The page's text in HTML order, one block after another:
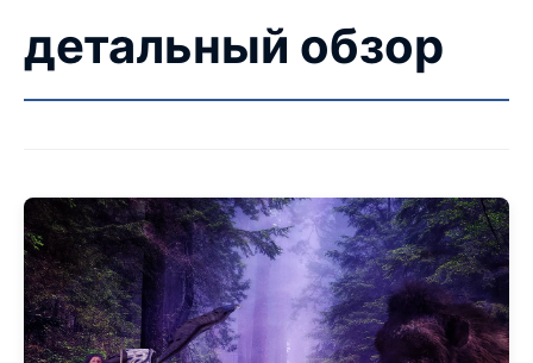
детальный обзор